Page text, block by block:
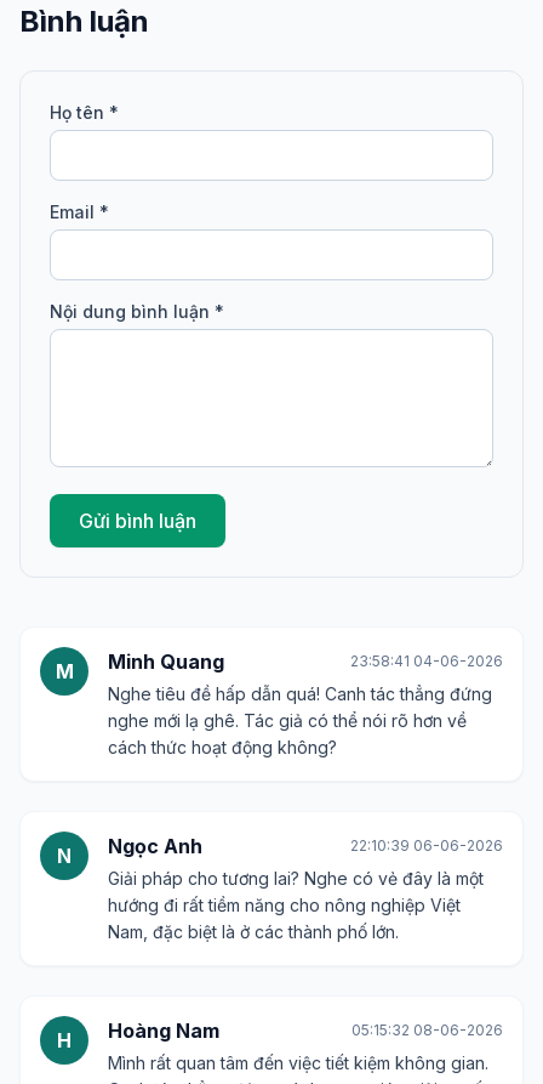
Bình luận
Họ tên *
Email *
Nội dung bình luận *
Gửi bình luận
M Minh Quang 23:58:41 04-06-2026
Nghe tiêu đề hấp dẫn quá! Canh tác thẳng đứng
nghe mới lạ ghê. Tác giả có thể nói rõ hơn về
cách thức hoạt động không?
N Ngọc Anh 22:10:39 06-06-2026
Giải pháp cho tương lai? Nghe có vẻ đây là một
hướng đi rất tiềm năng cho nông nghiệp Việt
Nam, đặc biệt là ở các thành phố lớn.
H Hoàng Nam 05:15:32 08-06-2026
Mình rất quan tâm đến việc tiết kiệm không gian.